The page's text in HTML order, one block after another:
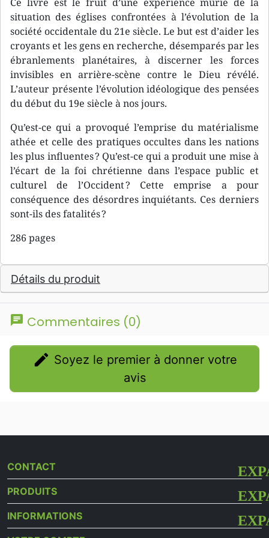
situation des églises confrontées à l’évolution de la
société occidentale du 21e siècle. Le but est d’aider les
croyants et les gens en recherche, désemparés par les
ébranlements planétaires, à discerner les forces
invisibles en arrière-scène contre le Dieu révélé.
L’auteur présente l’évolution idéologique des pensées
du début du 19e siècle à nos jours.
Qu’est-ce qui a provoqué l’emprise du matérialisme
athée et celle des pratiques occultes dans les nations
les plus influentes ? Qu’est-ce qui a produit une mise à
l’écart de la foi chrétienne dans l’espace public et
culturel de l’Occident ? Cette emprise a pour
conséquence des désordres inquiétants. Ces derniers
sont-ils des fatalités ?
286 pages
Détails du produit
chat Commentaires (0)
edit
avis
CONTACT
PRODUITS
INFORMATIONS